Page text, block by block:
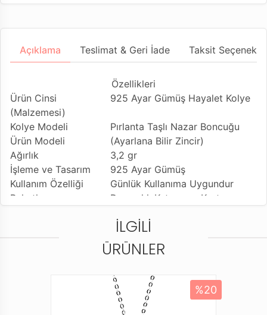
Açıklama Teslimat & Geri İade Taksit
Özellikleri
Ürün Cinsi
(Malzemesi)
925 Ayar Gümüş Hayalet Kolye
Kolye Modeli
Pırlanta Taşlı Nazar Boncuğu
Ürün Modeli
(Ayarlana Bilir Zincir)
Ağırlık
3,2 gr
İşleme ve Tasarım
925 Ayar Gümüş
Kullanım Özelliği
Günlük Kullanıma Uygundur
Paketleme ve
Dayanıklı Kutusu ve Karton
Ürün Açıklaması
* 925 ayar gümüş ile tasarlanmış Kadın hayalet model
kolye ürün, Şık ve zarifliği ile bileğinizde eminiz çok
güvencesiyle sahip olabilirsiniz.
İLGILI
ÜRÜNLER
%20